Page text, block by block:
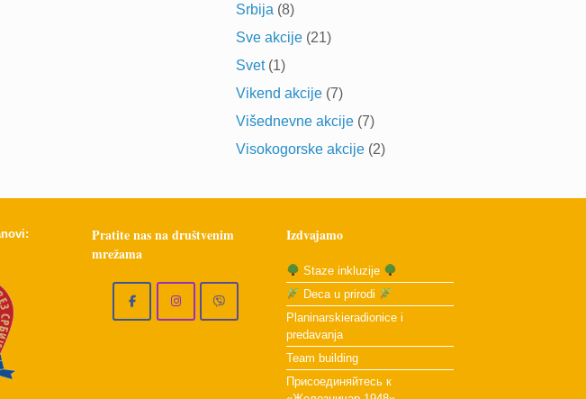
Srbija (8)
Sve akcije (21)
Svet(1)
Vikend akcije (7)
Višednevne akcije (7)
Visokogorske akcije (2)
Pratite nas na društvenim
mrežama
Izdvajamo
Staze inkluzije
Deca u prirodi
Planinarskieradionice i
predavanja
Team building
Присоединяйтесь к